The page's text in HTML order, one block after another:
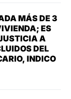
MÁS DE 3
ES
A
DEL
INDICO